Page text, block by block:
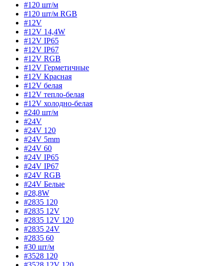
#120 шт/м
#120 шт/м RGB
#12V
#12V 14,4W
#12V IP65
#12V IP67
#12V RGB
#12V Герметичные
#12V Красная
#12V белая
#12V тепло-белая
#12V холодно-белая
#240 шт/м
#24V
#24V 120
#24V 5mm
#24V 60
#24V IP65
#24V IP67
#24V RGB
#24V Белые
#28,8W
#2835 120
#2835 12V
#2835 12V 120
#2835 24V
#2835 60
#30 шт/м
#3528 120